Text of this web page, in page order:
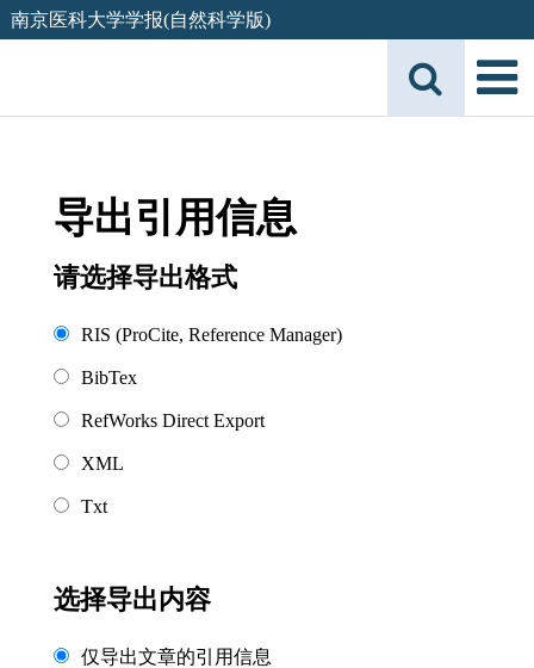
南京医科大学学报(自然科学版)
导出引用信息
请选择导出格式
RIS (ProCite, Reference Manager)
BibTex
RefWorks Direct Export
XML
Txt
选择导出内容
仅导出文章的引用信息